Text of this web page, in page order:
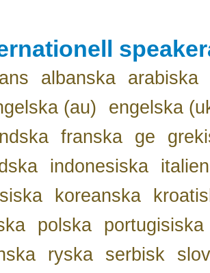
albanska
arabiska
(au)
engelska
franska ge
indonesiska
koreanska
polska
portugisiska
ryska serbisk